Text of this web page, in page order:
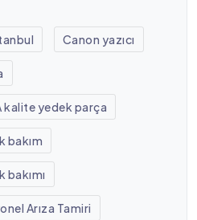
Canon yazıcı
kalite yedek parça
bakım
bakımı
Arıza Tamiri